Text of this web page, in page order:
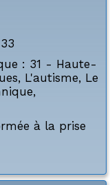
: 31 - Haute-
, L'autisme, Le
,
à la prise